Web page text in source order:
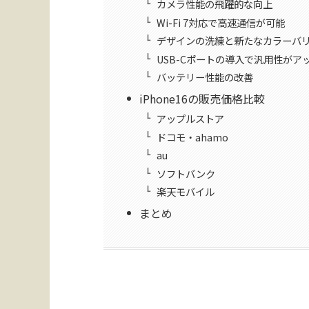
カメラ性能の飛躍的な向上
Wi-Fi 7対応で高速通信が可能
デザインの洗練と新たなカラーバ
USB-Cポートの導入で汎用性がア
バッテリー性能の改善
iPhone16の販売価格比較
アップルストア
ドコモ・ahamo
au
ソフトバンク
楽天モバイル
まとめ